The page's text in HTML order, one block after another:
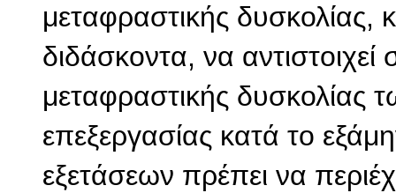
μεταφραστικής δυσκολίας,
διδάσκοντα, να
μεταφραστικής δυσκολίας
επεξεργασίας κατά το
εξετάσεων πρέπει να